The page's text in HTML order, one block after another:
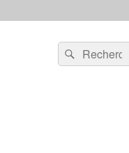
Recherche :
Rechercher